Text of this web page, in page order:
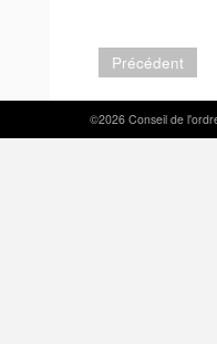
Précédent
©2026 Conseil de